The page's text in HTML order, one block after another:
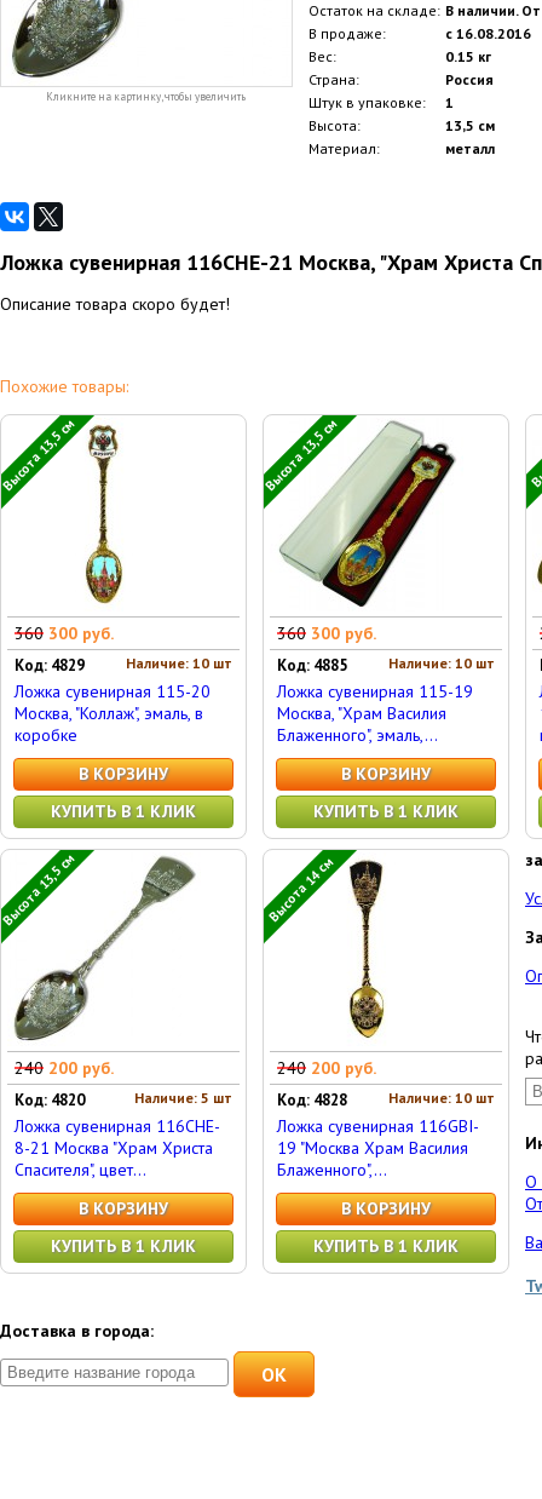
Кликните на картинку, чтобы увеличить
Остаток на складе: В наличии.
В продаже:
с 16.08.2016
Вес:
0.15 кг
Страна:
Россия
Штук в упаковке:
1
Высота:
13,5 см
Материал:
металл
Ложка сувенирная 116CHE-21 Москва, "Храм Христа
Описание товара скоро будет!
Похожие товары:
Высота 13,5 см
360 300 руб.
Наличие: 10 шт
Код: 4829
Ложка сувенирная 115-20
Москва, "Коллаж", эмаль, в
коробке
В КОРЗИНУ
КУПИТЬ В 1 КЛИК
Высота 13,5 см
360 300 руб.
Наличие: 10 шт
Код: 4885
Ложка сувенирная 115-19
Москва, "Храм Василия
Блаженного", эмаль,...
В КОРЗИНУ
КУПИТЬ В 1 КЛИК
Высота 13,5 см
240 200 руб.
Наличие: 5 шт
Код: 4820
Ложка сувенирная 116CHE-
8-21 Москва "Храм Христа
Спасителя", цвет...
В КОРЗИНУ
КУПИТЬ В 1 КЛИК
Высота 14 см
240 200 руб.
Наличие: 10 шт
Код: 4828
Ложка сувенирная 116GBI-
19 "Москва Храм Василия
Блаженного",...
В КОРЗИНУ
КУПИТЬ В 1 КЛИК
О
Доставка в города:
OK